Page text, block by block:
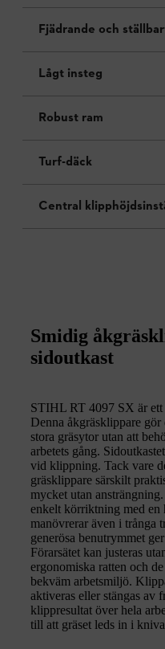
Fjädrande och
Lågt insteg
Robust ram
Turf-däck
Central
Smidig
sidoutkast
STIHL RT 4097 SX är ett
Denna åkgräsklippare
stora gräsytor utan att
arbetets gång.
vid klippning. Tack vare
gräsklippare särskilt
mycket utan
enkelt körriktning med en
manövrerar även i trånga
generösa benutrymmet
Förarsätet kan justeras
ergonomiska ratten och
bekväm arbetsmiljö.
aktiveras eller stängas av
klippresultat över hela
till att gräset leds in i